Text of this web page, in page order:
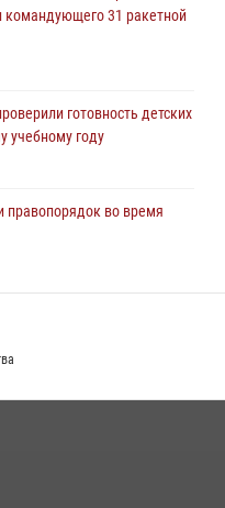
командующего 31 ракетной
готовность детских
учебному году
правопорядок во время